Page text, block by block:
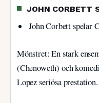
JOHN CORBETT
John Corbett spelar
Mönstret: En stark
(Chenoweth) och
Lopez seriösa prestation.